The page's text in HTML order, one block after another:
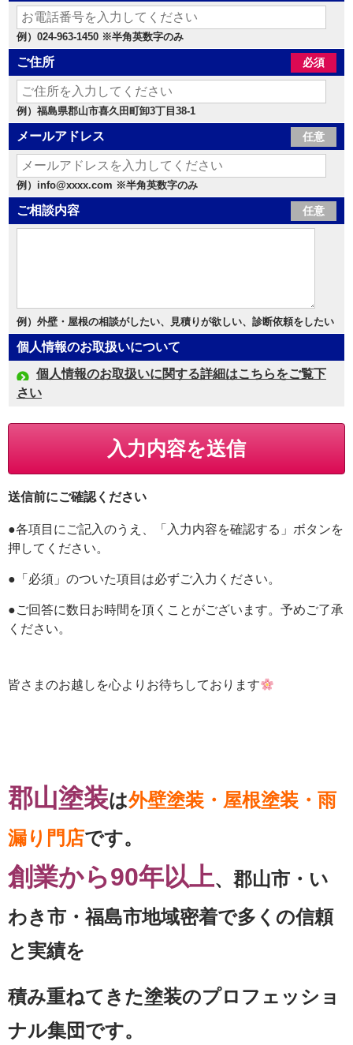
例）024-963-1450 ※半角英数字のみ
ご住所 必須
例）福島県郡山市喜久田町卸3丁目38-1
メールアドレス 任意
例）info@xxxx.com ※半角英数字のみ
ご相談内容 任意
例）外壁・屋根の相談がしたい、見積りが欲しい、診断依頼をしたい
個人情報のお取扱いについて
個人情報のお取扱いに関する詳細はこちらをご覧下
さい
送信前にご確認ください
●各項目にご記入のうえ、「入力内容を確認する」ボタンを
押してください。
●「必須」のついた項目は必ずご入力ください。
●ご回答に数日お時間を頂くことがございます。予めご了承
ください。
皆さまのお越しを心よりお待ちしております
郡山塗装は外壁塗装・屋根塗装・雨
漏り門店です。
創業から90年以上、郡山市・い
わき市・福島市地域密着で多くの信頼
と実績を
積み重ねてきた塗装のプロフェッショ
ナル集団です。